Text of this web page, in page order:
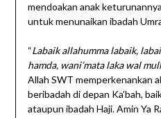
mendoakan anak
untuk menunaikan ibadah
“Labaik allahumma labaik,
hamda, wani’mata laka wal
Allah SWT memperkenankan
beribadah di depan Ka’bah,
ataupun ibadah Haji. Amin Ya